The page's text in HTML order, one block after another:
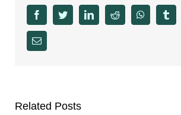
facebooktwitter linkedinreddit whatsapp
Email
Related Posts